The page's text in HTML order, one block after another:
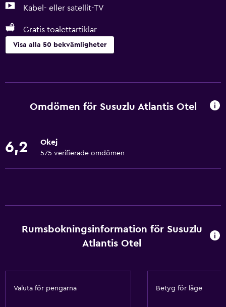
Kabel- eller satellit-TV
Gratis toalettartiklar
Visa alla 50 bekvämligheter
Affärscentrum
Valutaväxling på plats
Privat incheckning/utcheckning
Reception dygnet runt
Allmänt
Vardagsrum
Omdömen för Susuzlu Atlantis Otel
6,2 Okej
575 verifierade omdömen
Rumsbokningsinformation för Susuzlu
Atlantis Otel
Valuta för pengarna Betyg för läge